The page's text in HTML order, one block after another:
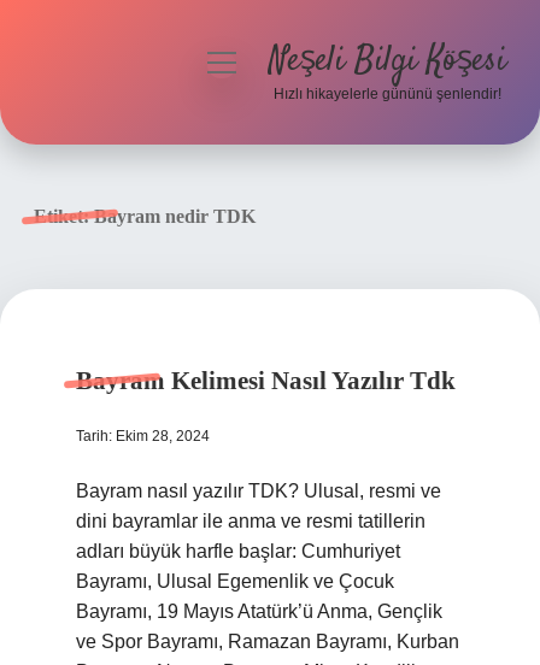
menüyüNeşeli Bilgi Köşesi
Hızlı hikayelerle gününü şenlendir!
Etiket:Bayram nedir TDK
Bayram Kelimesi Nasıl Yazılır Tdk
Tarih: Ekim 28, 2024
Bayram nasıl yazılır TDK? Ulusal, resmi ve
dini bayramlar ile anma ve resmi tatillerin
adları büyük harfle başlar: Cumhuriyet
Bayramı, Ulusal Egemenlik ve Çocuk
Bayramı, 19 Mayıs Atatürk’ü Anma, Gençlik
ve Spor Bayramı, Ramazan Bayramı, Kurban